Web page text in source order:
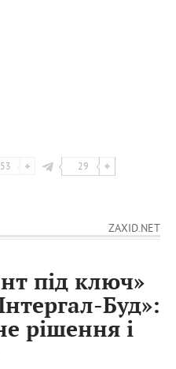
53 29
ZAXID.NET
під ключ»
Буд»:
рішення і